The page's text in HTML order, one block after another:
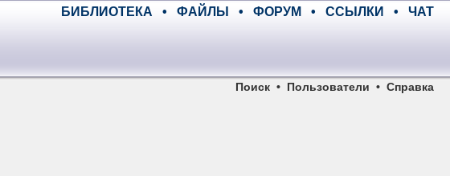
БИБЛИОТЕКА • ФАЙЛЫ • ФОРУМ • ССЫЛКИ • ЧАТ
Поиск • Пользователи • Справка